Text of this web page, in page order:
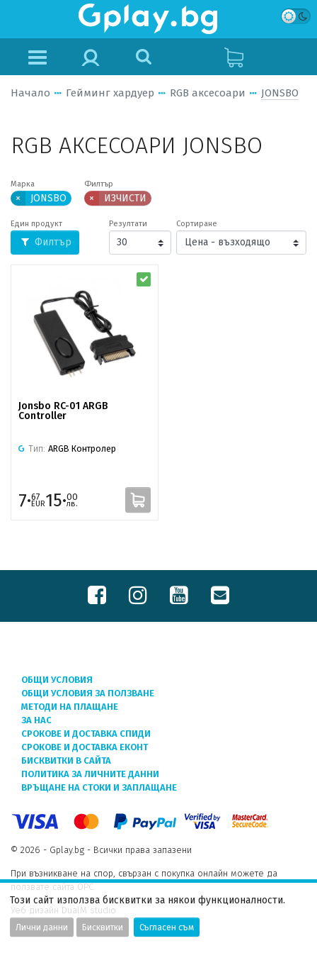
Начало Гейминг хардуер RGB аксесоари JONSBO
RGB АКСЕСОАРИ JONSBO
Марка
× JONSBO
Филтър
× ИЗЧИСТИ
Един продукт
Филтър
Резултати Сортиране
Jonsbo RC-01 ARGB
Controller
Тип: ARGB Контролер
7·67
EUR15·00
лв.
ОБЩИ УСЛОВИЯ
ОБЩИ УСЛОВИЯ ЗА ПОЛЗВАНЕ
МЕТОДИ НА ПЛАЩАНЕ
ЗА НАС
СРОКОВЕ И ДОСТАВКА СПИДИ
СРОКОВЕ И ДОСТАВКА ЕКОНТ
БИСКВИТКИ В САЙТА
ПОЛИТИКА ЗА ЛИЧНИТЕ ДАННИ
ВРЪЩАНЕ НА СТОКИ И ЗАПЛАЩАНЕ
© 2026 - Gplay.bg - Всички права запазени
При възникване на спор, свързан с покупка онлайн можете да
ползвате сайта ОРС.
Уеб дизайн DualM studio
Този сайт използва бисквитки за някои функционалности.
Лични данни Бисквитки Съгласен съм